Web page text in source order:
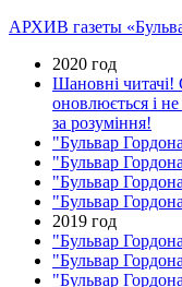
АРХИВ газеты
2020 год
Шановні читачі!
оновлюється і
за розуміння!
"Бульвар
"Бульвар
"Бульвар
"Бульвар
2019 год
"Бульвар
"Бульвар
"Бульвар